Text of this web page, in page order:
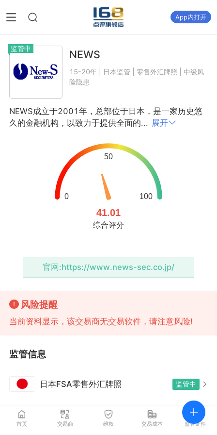
App内打开
监管中 NEWS
15-20年 | 日本监管 | 零售外汇牌照 | 中级风
险隐患
NEWS成立于2001年，总部位于日本，是一家历史悠
久的金融机构，以致力于提供全面的... 展开
官网:https://www.news-sec.co.jp/
风险提醒
当前资料显示，该交易商无交易软件，请注意风险!
监管信息
日本FSA零售外汇牌照 监管中
最新动态 更多
首页 交易商 维权 交易成本 监管证件